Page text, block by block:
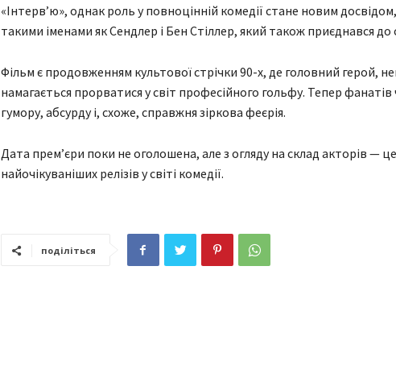
«Інтерв’ю», однак роль у повноцінній комедії стане новим
такими іменами як Сендлер і Бен Стіллер, який також приєднався до
Фільм є продовженням культової стрічки 90-х, де головний герой,
намагається прорватися у світ професійного гольфу. Тепер фанатів
гумору, абсурду і, схоже, справжня зіркова феєрія.
Дата прем’єри поки не оголошена, але з огляду на склад акторів —
найочікуваніших релізів у світі комедії.
поділіться